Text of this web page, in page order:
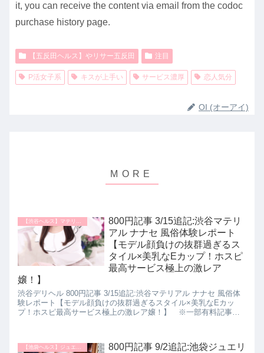
it, you can receive the content via email from the codoc
purchase history page.
【五反田ヘルス】やリサー五反田 注目
P活女子系 キスが上手い サービス濃厚 恋人気分
OI (オーアイ)
【渋谷ヘルス】マテリアル
800円記事 3/15追記:渋谷マテリ
アル ナナセ 風俗体験レポート
【モデル顔負けの抜群過ぎるス
タイル×美乳なEカップ！ホスピ
最高サービス極上の激レア
嬢！】
渋谷デリヘル 800円記事 3/15追記:渋谷マテリアル ナナセ 風俗体
験レポート【モデル顔負けの抜群過ぎるスタイル×美乳なEカッ
プ！ホスピ最高サービス極上の激レア嬢！】 ※一部有料記事で
【池袋ヘルス】ジュエリーボックス
800円記事 9/2追記:池袋ジュエリ